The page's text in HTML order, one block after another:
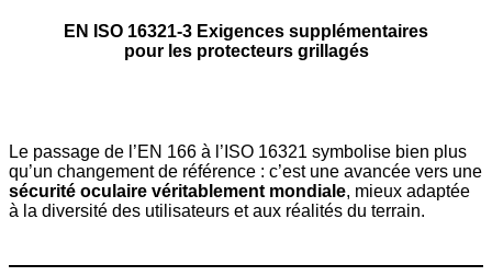
EN ISO 16321-3 Exigences supplémentaires
pour les protecteurs grillagés
Le passage de l’EN 166 à l’ISO 16321 symbolise bien plus
qu’un changement de référence : c’est une avancée vers une
sécurité oculaire véritablement mondiale, mieux adaptée
à la diversité des utilisateurs et aux réalités du terrain.